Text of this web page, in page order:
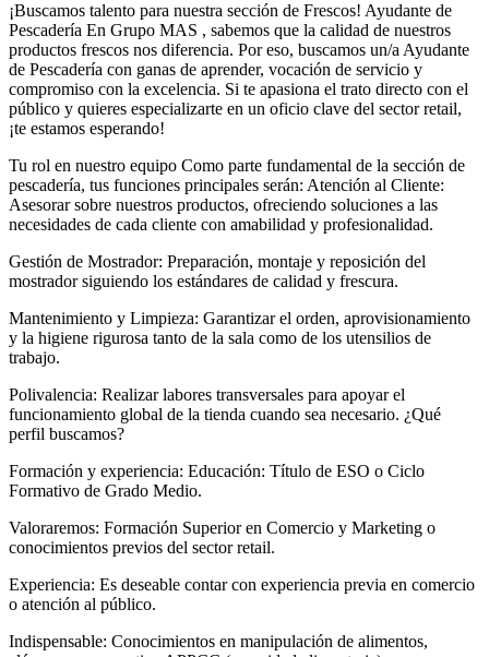
¡Buscamos talento para nuestra sección de Frescos! Ayudante de
Pescadería En Grupo MAS , sabemos que la calidad de nuestros
productos frescos nos diferencia. Por eso, buscamos un/a Ayudante
de Pescadería con ganas de aprender, vocación de servicio y
compromiso con la excelencia. Si te apasiona el trato directo con el
público y quieres especializarte en un oficio clave del sector retail,
¡te estamos esperando!
Tu rol en nuestro equipo Como parte fundamental de la sección de
pescadería, tus funciones principales serán: Atención al Cliente:
Asesorar sobre nuestros productos, ofreciendo soluciones a las
necesidades de cada cliente con amabilidad y profesionalidad.
Gestión de Mostrador: Preparación, montaje y reposición del
mostrador siguiendo los estándares de calidad y frescura.
Mantenimiento y Limpieza: Garantizar el orden, aprovisionamiento
y la higiene rigurosa tanto de la sala como de los utensilios de
trabajo.
Polivalencia: Realizar labores transversales para apoyar el
funcionamiento global de la tienda cuando sea necesario. ¿Qué
perfil buscamos?
Formación y experiencia: Educación: Título de ESO o Ciclo
Formativo de Grado Medio.
Valoraremos: Formación Superior en Comercio y Marketing o
conocimientos previos del sector retail.
Experiencia: Es deseable contar con experiencia previa en comercio
o atención al público.
Indispensable: Conocimientos en manipulación de alimentos,